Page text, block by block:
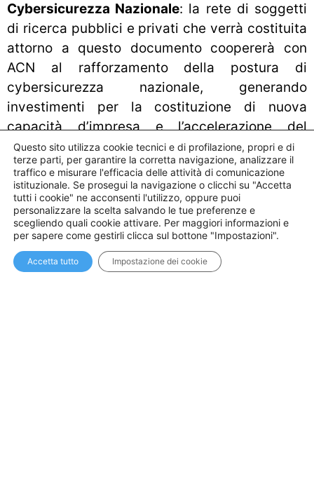
Cybersicurezza Nazionale: la rete di soggetti
di ricerca pubblici e privati che verrà costituita
attorno a questo documento coopererà con
ACN al rafforzamento della postura di
cybersicurezza nazionale, generando
investimenti per la costituzione di nuova
capacità d’impresa e l’accelerazione del
recupero tecnologico nel settore della
cybersicurezza al fine di raggiungere
l’autonomia strategica del Paese.
Scarica qui l’AGENDA
Questo sito utilizza cookie tecnici e di profilazione, propri e di
terze parti, per garantire la corretta navigazione, analizzare il
traffico e misurare l'efficacia delle attività di comunicazione
istituzionale. Se prosegui la navigazione o clicchi su "Accetta
tutti i cookie" ne acconsenti l'utilizzo, oppure puoi
personalizzare la scelta salvando le tue preferenze e
scegliendo quali cookie attivare. Per maggiori informazioni e
per sapere come gestirli clicca sul bottone "Impostazioni".
Accetta tutto Impostazione dei cookie